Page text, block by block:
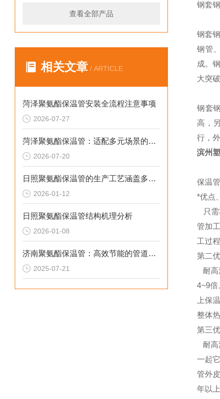
查看全部产品
相关文章 / ARTICLE
菏泽聚氨酯保温管安装全流程注意事项
2026-07-27
菏泽聚氨酯保温管：适配多元场景的高效保温输送材料
2026-07-20
日照聚氨酯保温管的生产工艺涵盖多个环节
2026-01-12
日照聚氨酯保温管结构机理分析
2026-01-08
济南聚氨酯保温管：高效节能的管道保温材料
2025-07-21
钢套
钢套
钢管
成。
大突
钢套
高，
行，
滨州
保温
*优点
只需
管加
工过
第二
耐高
4~9倍
上保
整体
第三
耐高
一起
管外
年以